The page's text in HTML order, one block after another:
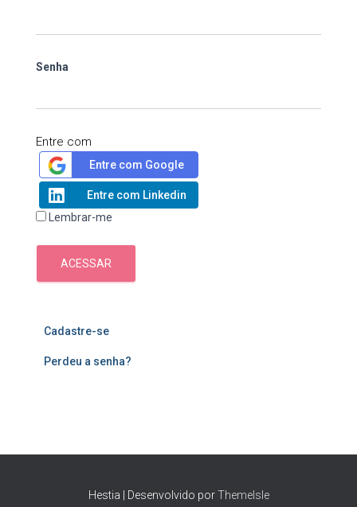
Senha
Entre com
Entre com Google
Entre com Linkedin
Lembrar-me
ACESSAR
Cadastre-se
Perdeu a senha?
Hestia | Desenvolvido porThemeIsle